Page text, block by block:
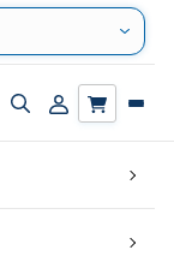
Zapnout/vypnout
Přihlásit/